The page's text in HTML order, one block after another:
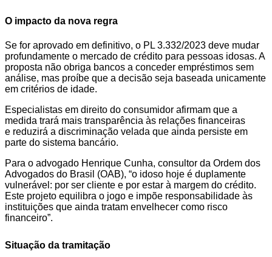
O impacto da nova regra
Se for aprovado em definitivo, o PL 3.332/2023 deve mudar
profundamente o mercado de crédito para pessoas idosas. A
proposta não obriga bancos a conceder empréstimos sem
análise, mas proíbe que a decisão seja baseada unicamente
em critérios de idade.
Especialistas em direito do consumidor afirmam que a
medida trará mais transparência às relações financeiras
e reduzirá a discriminação velada que ainda persiste em
parte do sistema bancário.
Para o advogado Henrique Cunha, consultor da Ordem dos
Advogados do Brasil (OAB), “o idoso hoje é duplamente
vulnerável: por ser cliente e por estar à margem do crédito.
Este projeto equilibra o jogo e impõe responsabilidade às
instituições que ainda tratam envelhecer como risco
financeiro”.
Situação da tramitação